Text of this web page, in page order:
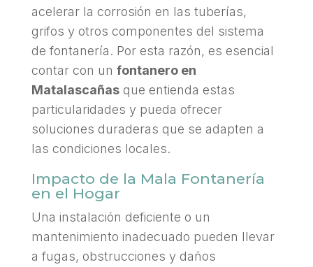
acelerar la corrosión en las tuberías,
grifos y otros componentes del sistema
de fontanería. Por esta razón, es esencial
contar con un fontanero en
Matalascañasque entienda estas
particularidades y pueda ofrecer
soluciones duraderas que se adapten a
las condiciones locales.
Impacto de la Mala Fontanería
en el Hogar
Una instalación deficiente o un
mantenimiento inadecuado pueden llevar
a fugas, obstrucciones y daños